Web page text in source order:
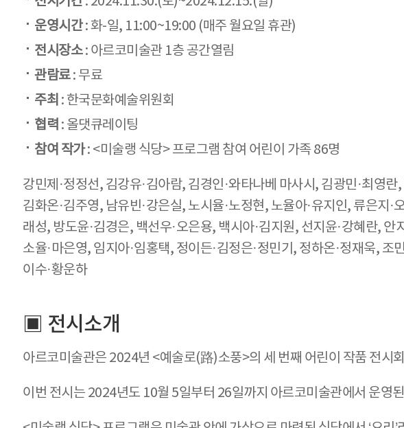
운영시간: 화-일, 11:00~19:00 (매주 월요일 휴관)
전시장소: 아르코미술관 1층 공간열림
관람료: 무료
주최 : 한국문화예술위원회
협력 : 올댓큐레이팅
참여 작가: <미술랭 식당> 프로그램 참여 어린이 가족 86명
강민제·정정선, 김강유·김아람, 김경인·와타나베 마사시, 김광민·최영
김화온·김주영, 남유빈·강은실, 노시율·노정현, 노율아·유지인, 류은지
래성, 방도윤·김경은, 백선우·오은용, 백시아·김지원, 선지윤·강혜란,
소율·마은영, 임지아·임홍택, 정이든·김정은·정민기, 정하온·정재욱,
이수·황운하
▣ 전시소개
아르코미술관은 2024년 <예술로(路)소풍>의 세 번째 어린이 작품 전시
이번 전시는 2024년도 10월 5일부터 26일까지 아르코미술관에서 운영